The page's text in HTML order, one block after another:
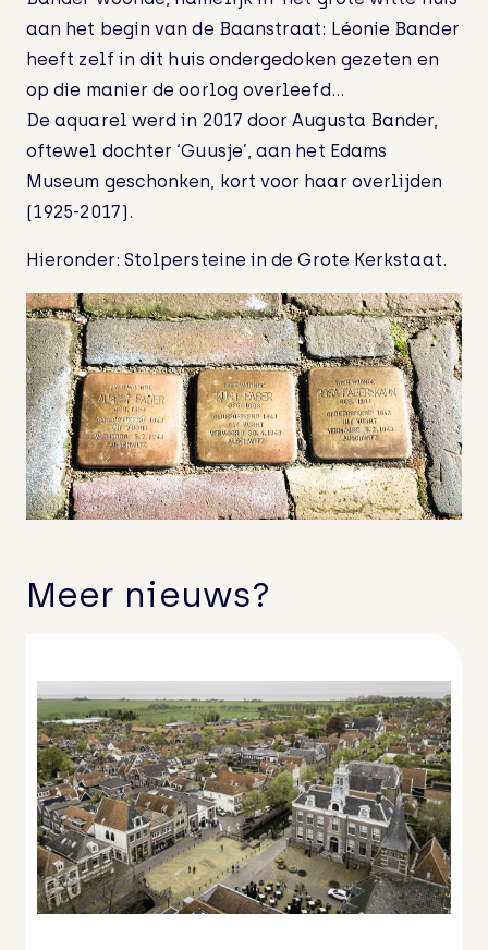
aan het begin van de Baanstraat: Léonie Bander
heeft zelf in dit huis ondergedoken gezeten en
op die manier de oorlog overleefd…
De aquarel werd in 2017 door Augusta Bander,
oftewel dochter ‘Guusje’, aan het Edams
Museum geschonken, kort voor haar overlijden
(1925-2017).
Hieronder: Stolpersteine in de Grote Kerkstaat.
Meer nieuws?